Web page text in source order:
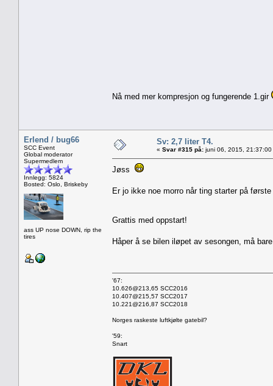
Nå med mer kompresjon og fungerende 1.gir
Erlend / bug66
SCC Event
Global moderator
Supermedlem
Innlegg: 5824
Bosted: Oslo, Briskeby
ass UP nose DOWN, rip the
tires
Sv: 2,7 liter T4.
« Svar #315 på: juni 06, 2015, 21:37:00
Jøss
Er jo ikke noe morro når ting starter på
Grattis med oppstart!
Håper å se bilen iløpet av sesongen, må
'67:
10.626@213,65 SCC2016
10.407@215,57 SCC2017
10.221@216,87 SCC2018
Norges raskeste luftkjølte gatebil?
'59:
Snart